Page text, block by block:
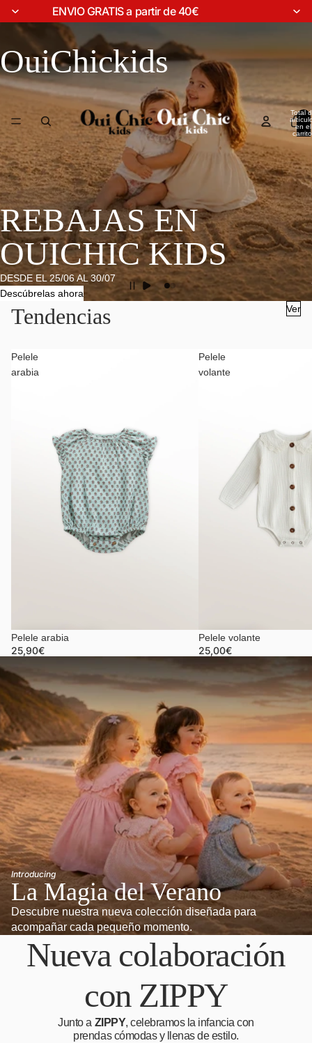
ENVIO GRATIS a partir de 40€
OuiChickids
Total
en el
REBAJAS EN
OUICHIC KIDS
DESDE EL 25/06 AL 30/07
Descúbrelas ahora
Tendencias Ver
Pelele
arabia
Pelele arabia
25,90€
Pelele
volante
Pelele volante
25,00€
Introducing
La Magia del Verano
Descubre nuestra nueva colección diseñada para
acompañar cada pequeño momento.
Nueva colaboración
con ZIPPY
Junto a ZIPPY, celebramos la infancia con
prendas cómodas y llenas de estilo.